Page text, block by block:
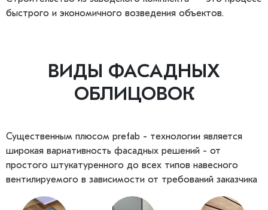
быстрого и экономичного возведения объектов.
ВИДЫ ФАСАДНЫХ
ОБЛИЦОВОК
Существенным плюсом prefab - технологии является
широкая вариативность фасадных решений - от
простого штукатуренного до всех типов навесного
вентилируемого в зависимости от требований заказчика